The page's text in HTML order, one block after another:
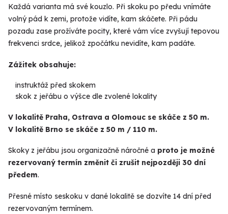
Každá varianta má své kouzlo. Při skoku po předu vnímáte
volný pád k zemi, protože vidíte, kam skáčete. Při pádu
pozadu zase prožíváte pocity, které vám více zvyšují tepovou
frekvenci srdce, jelikož zpočátku nevidíte, kam padáte.
Zážitek obsahuje:
instruktáž před skokem
skok z jeřábu o výšce dle zvolené lokality
V lokalitě Praha, Ostrava a Olomouc se skáče z 50 m.
V lokalitě Brno se skáče z 50 m / 110 m.
Skoky z jeřábu jsou organizačně náročné a proto je možné
rezervovaný termín změnit či zrušit nejpozději 30 dní
předem.
Přesné místo seskoku v dané lokalitě se dozvíte 14 dní před
rezervovaným termínem.